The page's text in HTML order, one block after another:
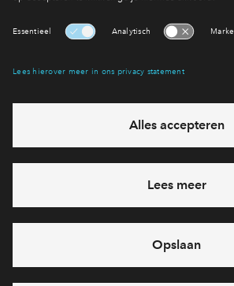
Heb je een vraag en wil je direct